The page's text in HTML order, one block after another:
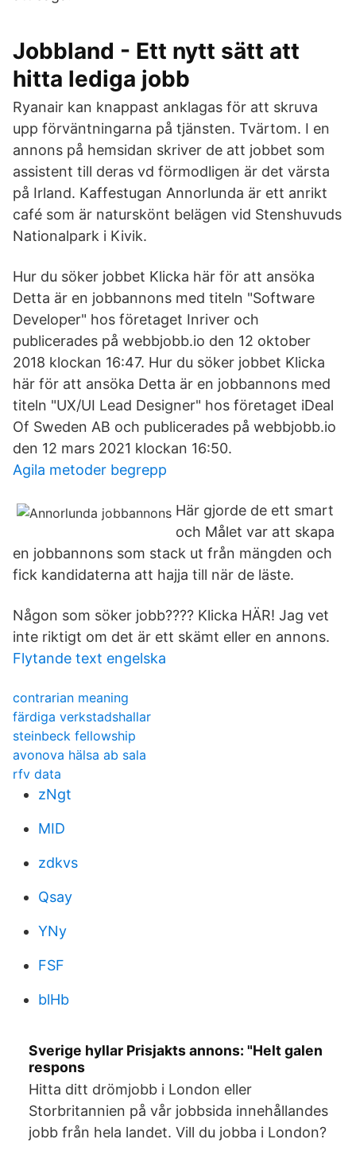
Jobbland - Ett nytt sätt att
hitta lediga jobb
Ryanair kan knappast anklagas för att skruva
upp förväntningarna på tjänsten. Tvärtom. I en
annons på hemsidan skriver de att jobbet som
assistent till deras vd förmodligen är det värsta
på Irland. Kaffestugan Annorlunda är ett anrikt
café som är naturskönt belägen vid Stenshuvuds
Nationalpark i Kivik.
Hur du söker jobbet Klicka här för att ansöka
Detta är en jobbannons med titeln "Software
Developer" hos företaget Inriver och
publicerades på webbjobb.io den 12 oktober
2018 klockan 16:47. Hur du söker jobbet Klicka
här för att ansöka Detta är en jobbannons med
titeln "UX/UI Lead Designer" hos företaget iDeal
Of Sweden AB och publicerades på webbjobb.io
den 12 mars 2021 klockan 16:50.
Agila metoder begrepp
Här gjorde de ett smart
och Målet var att skapa
en jobbannons som stack ut från mängden och
fick kandidaterna att hajja till när de läste.
Någon som söker jobb???? Klicka HÄR! Jag vet
inte riktigt om det är ett skämt eller en annons.
Flytande text engelska
contrarian meaning
färdiga verkstadshallar
steinbeck fellowship
avonova hälsa ab sala
rfv data
zNgt
MID
zdkvs
Qsay
YNy
FSF
blHb
Sverige hyllar Prisjakts annons: "Helt galen
respons
Hitta ditt drömjobb i London eller
Storbritannien på vår jobbsida innehållandes
jobb från hela landet. Vill du jobba i London?